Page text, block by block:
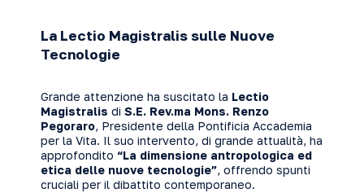
La Lectio Magistralis sulle Nuove
Tecnologie
Grande attenzione ha suscitato la Lectio
Magistralis di S.E. Rev.ma Mons. Renzo
Pegoraro, Presidente della Pontificia Accademia
per la Vita. Il suo intervento, di grande attualità, ha
approfondito “La dimensione antropologica ed
etica delle nuove tecnologie”, offrendo spunti
cruciali per il dibattito contemporaneo.